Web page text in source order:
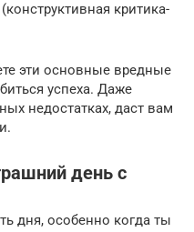
критика-
эти основные вредные
успеха. Даже
недостатках, даст вам
день с
дня, особенно когда ты